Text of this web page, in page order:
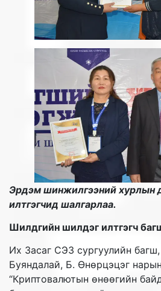
Эрдэм шинжилгээний хурлын
илтгэгчид шалгарлаа.
Шилдгийн шилдэг илтгэгч
Их Засаг СЭЗ сургуулийн
Буяндалай, Б. Өнөрцэцэг
“Криптовалютын өнөөгийн